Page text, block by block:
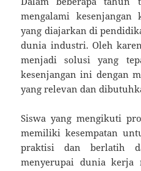
mengalami kesenjangan
yang diajarkan di
dunia industri. Oleh
menjadi solusi yang
kesenjangan ini dengan
yang relevan dan
Siswa yang mengikuti
memiliki kesempatan
praktisi dan berlatih
menyerupai dunia kerja